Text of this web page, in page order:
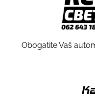
Obogatite Vaš